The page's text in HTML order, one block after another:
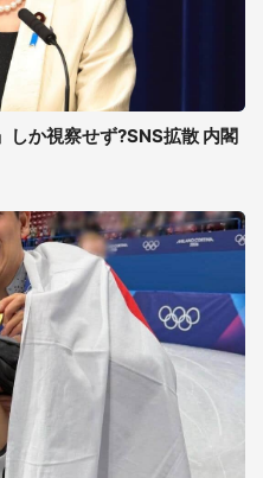
か視察せず?SNS拡散 内閣